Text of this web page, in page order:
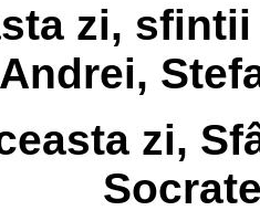
zi,
Andrei,
zi,